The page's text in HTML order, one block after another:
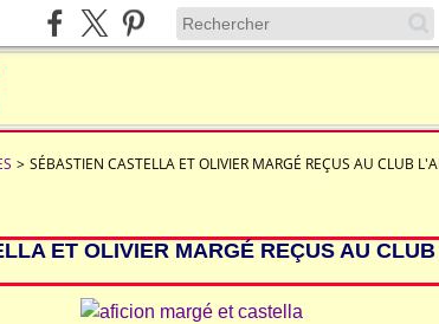
> SÉBASTIEN CASTELLA ET OLIVIER MARGÉ REÇUS AU CLUB
ET OLIVIER MARGÉ REÇUS AU